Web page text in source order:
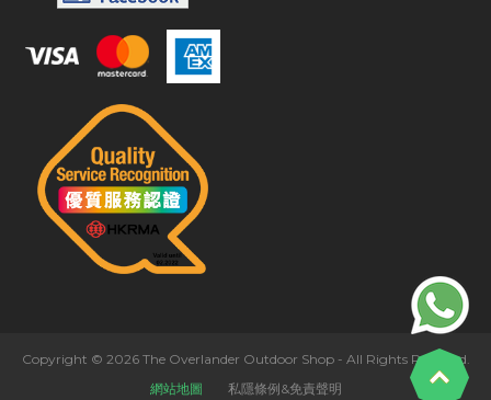
Copyright © 2026 The Overlander Outdoor Shop - All Rights Reserved.
網站地圖
私隱條例&免責聲明